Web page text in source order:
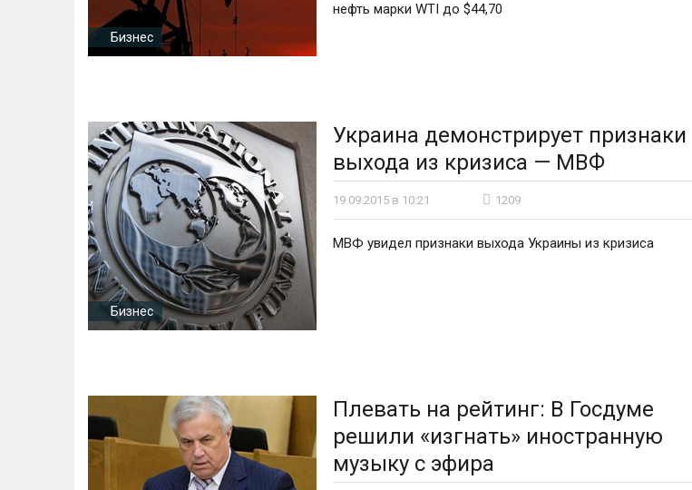
Бизнес
нефть марки WTI до $44,70
Бизнес
Украина демонстрирует признаки
выхода из кризиса — МВФ
19.09.2015 в 10:21 1209
МВФ увидел признаки выхода Украины из кризиса
Плевать на рейтинг: В Госдуме
решили «изгнать» иностранную
музыку с эфира